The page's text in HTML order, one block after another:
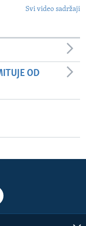
Svi video sadržaji
OD